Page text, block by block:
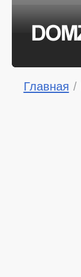
Главная /